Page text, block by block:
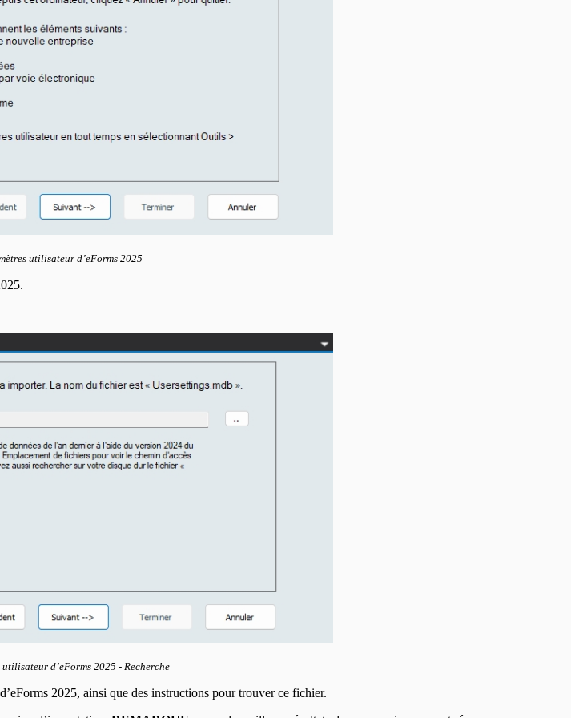
utilisateur d’eForms 2025
.
d’eForms 2025 - Recherche
2025, ainsi que des instructions pour trouver ce fichier.